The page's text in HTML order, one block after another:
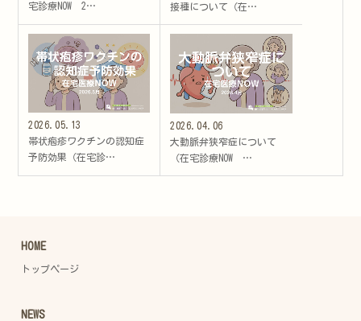
宅診療NOW 2…
接種について（在…
2026.05.13
帯状疱疹ワクチンの認知症
予防効果（在宅診…
2026.04.06
大動脈弁狭窄症について
（在宅診療NOW …
HOME
トップページ
NEWS